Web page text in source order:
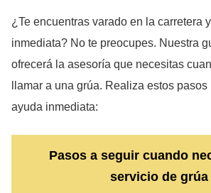
¿Te encuentras varado en la carretera
inmediata? No te preocupes. Nuestra
ofrecerá la asesoría que necesitas
llamar a una grúa. Realiza estos
ayuda inmediata:
Pasos a seguir cuando
servicio de grúa